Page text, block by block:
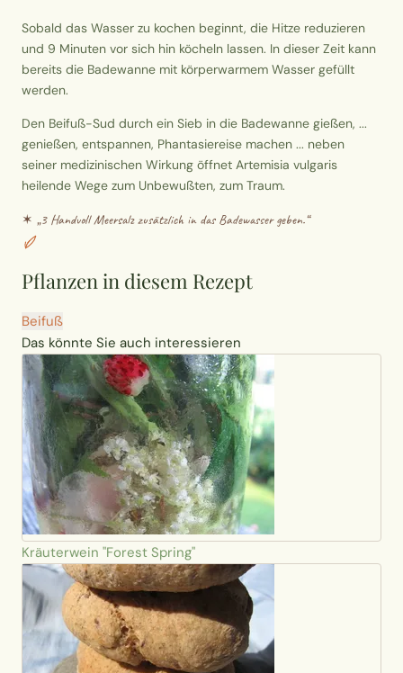
Sobald das Wasser zu kochen beginnt, die Hitze reduzieren
und 9 Minuten vor sich hin köcheln lassen. In dieser Zeit kann
bereits die Badewanne mit körperwarmem Wasser gefüllt
werden.
Den Beifuß-Sud durch ein Sieb in die Badewanne gießen, ...
genießen, entspannen, Phantasiereise machen ... neben
seiner medizinischen Wirkung öffnet Artemisia vulgaris
heilende Wege zum Unbewußten, zum Traum.
✶ „3 Handvoll Meersalz zusätzlich in das Badewasser geben.“
Pflanzen in diesem Rezept
Beifuß
Das könnte Sie auch interessieren
Kräuterwein "Forest Spring"